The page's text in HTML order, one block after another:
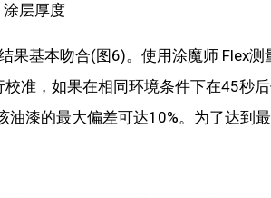
层厚度
果基本吻合(图6)。使用涂魔师 Flex测
准，如果在相同环境条件下在45秒
漆的最大偏差可达10%。为了达到